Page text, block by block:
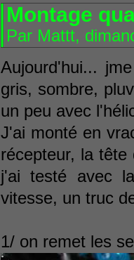
Montage
Par Mattt,
Aujourd'hui...
gris, sombre,
un peu avec
J'ai monté en
récepteur, la
j'ai testé avec
vitesse, un truc
1/ on remet les